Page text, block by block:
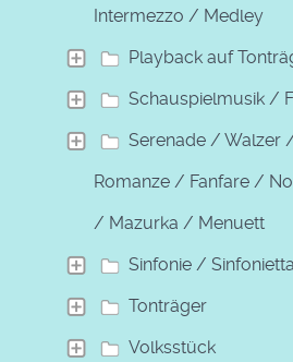
Intermezzo / Medley
Playback auf
Schauspielmusik /
Serenade / Walzer
Romanze / Fanfare /
/ Mazurka / Menuett
Sinfonie /
Tonträger
Volksstück